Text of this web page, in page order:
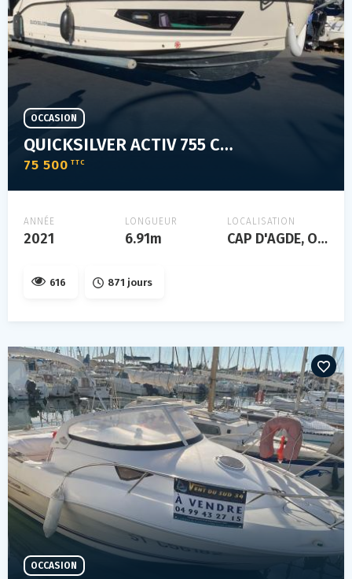
QUICKSILVER ACTIV 755 CRUISER
75 500 TTC
OCCASION
ANNÉE
2021
LONGUEUR
6.91m
LOCALISATION
CAP D'AGDE, Occitanie, FRANCE
616 871 jours
OCCASION